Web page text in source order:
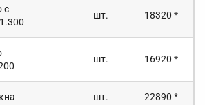
с
шт. 18320 *
шт. 16920 *
шт. 22890 *